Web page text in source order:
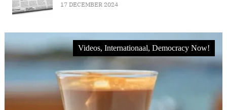
17 DECEMBER 2024
Videos, Internationaal, Democracy Now!